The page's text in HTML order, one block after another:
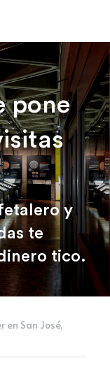
pone
y
te
tico.
en San José,